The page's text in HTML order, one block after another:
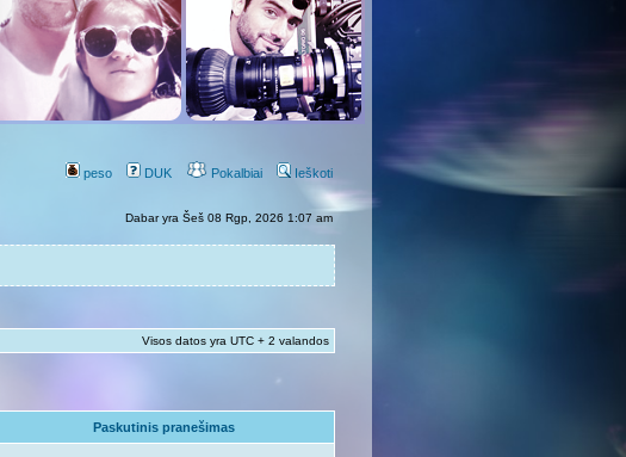
peso
DUK Pokalbiai Ieškoti
Dabar yra Šeš 08 Rgp, 2026 1:07 am
Visos datos yra UTC + 2 valandos
Paskutinis pranešimas